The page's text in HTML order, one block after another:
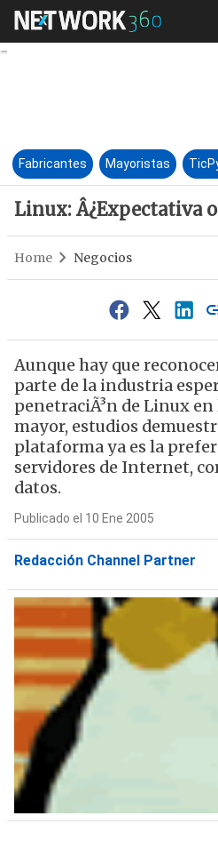
Linux:
Fabricantes Mayoristas
Linux: Â¿Expectativa
Home Negocios
Aunque hay que
parte de la industria
penetraciÃ³n de Linux en
mayor, estudios
plataforma ya es la
servidores de Internet,
datos.
Publicado el 10 Ene 2005
Redacción Channel Partner